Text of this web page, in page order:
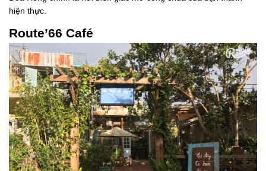
hiện thực.
Route’66 Café